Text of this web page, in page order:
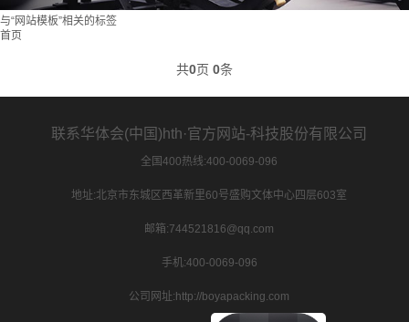
与“网站模板”相关的标签
首页
共0页 0条
联系华体会(中国)hth·官方网站-科技股份有限公司
全国400热线:400-0069-096
地址:北京市东城区西革新里60号盛购文体中心四层603室
邮箱:744521816@qq.com
手机:400-0069-096
公司网址:http://boyapacking.com